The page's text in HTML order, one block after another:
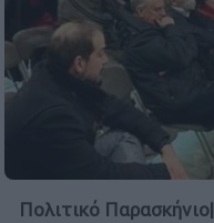
Πολιτικό Παρασκήνιο|